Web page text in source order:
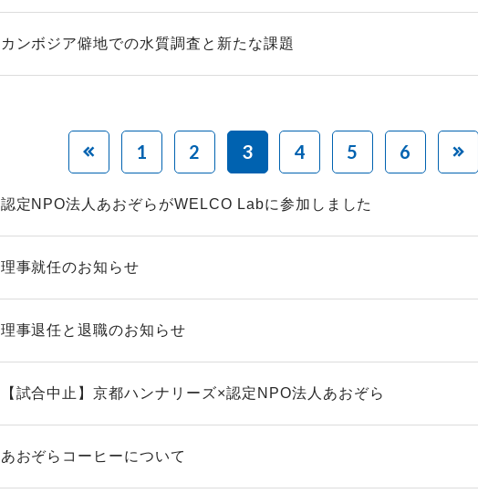
カンボジア僻地での水質調査と新たな課題
1 2 3 4 5 6
認定NPO法人あおぞらがWELCO Labに参加しました
理事就任のお知らせ
理事退任と退職のお知らせ
【試合中止】京都ハンナリーズ×認定NPO法人あおぞら
あおぞらコーヒーについて